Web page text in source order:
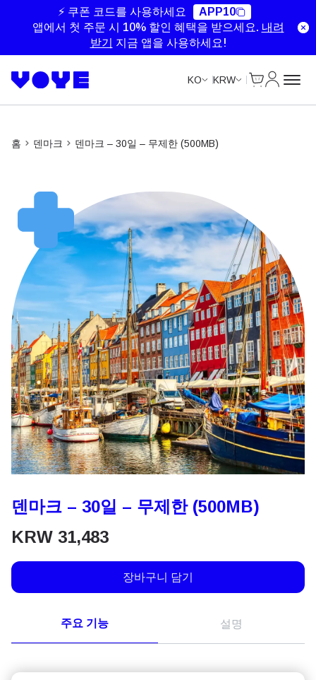
⚡ 쿠폰 코드를 사용하세요
APP10
앱에서 첫 주문 시 10% 할인 혜택을 받으세요. 내려
받기
지금 앱을 사용하세요!
KO KRW
홈 덴마크 덴마크 – 30일 – 무제한 (500MB)
덴마크 – 30일 – 무제한 (500MB)
KRW 31,483
장바구니 담기
주요 기능 설명
Unlimited Data
Unlimited Data
Unlimited Data
Unlimited Data